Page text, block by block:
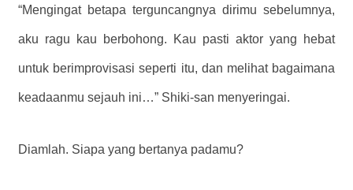
“Mengingat betapa terguncangnya dirimu sebelumnya,
aku ragu kau berbohong. Kau pasti aktor yang hebat
untuk berimprovisasi seperti itu, dan melihat bagaimana
keadaanmu sejauh ini…” Shiki-san menyeringai.
Diamlah. Siapa yang bertanya padamu?